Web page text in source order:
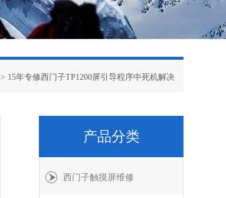
> 15年专修西门子TP1200屏引导程序中死机解决
产品分类
西门子触摸屏维修